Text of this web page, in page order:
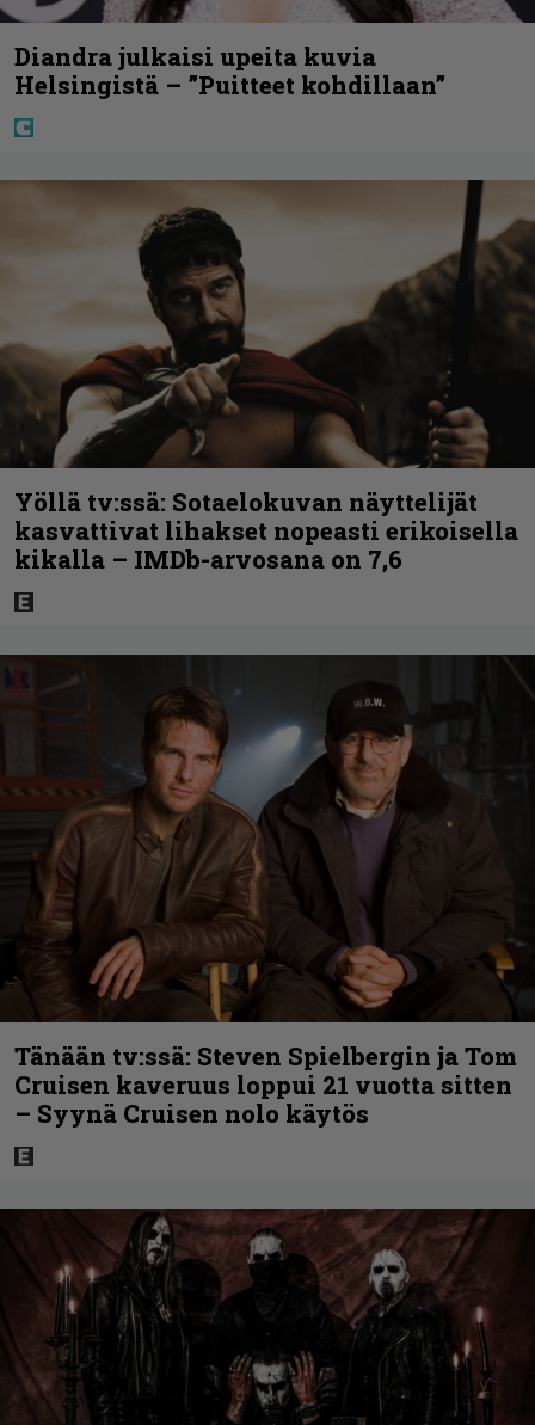
Diandra julkaisi upeita kuvia
Helsingistä – ”Puitteet kohdillaan”
Yöllä tv:ssä: Sotaelokuvan näyttelijät
kasvattivat lihakset nopeasti erikoisella
kikalla – IMDb-arvosana on 7,6
Tänään tv:ssä: Steven Spielbergin ja Tom
Cruisen kaveruus loppui 21 vuotta sitten
– Syynä Cruisen nolo käytös